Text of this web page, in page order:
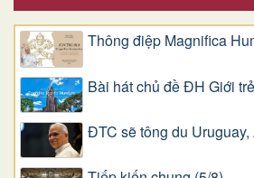
Thông điệp Magnifica
Bài hát chủ đề ĐH Giới
ĐTC sẽ tông du